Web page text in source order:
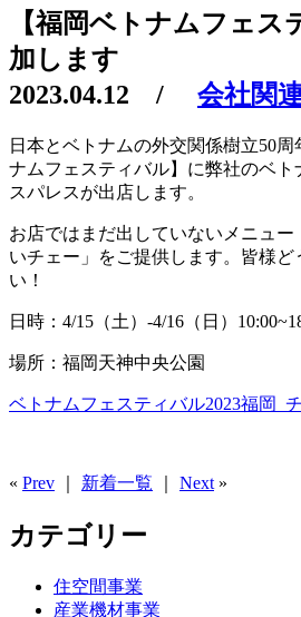
【福岡ベトナムフェス
加します
2023.04.12 / 会社関
日本とベトナムの外交関係樹立50
ナムフェスティバル】に弊社のベト
スパレスが出店します。
お店ではまだ出していないメニュ
いチェー」をご提供します。皆様ど
い！
日時：4/15（土）-4/16（日）
場所：福岡天神中央公園
ベトナムフェスティバル2023福岡_
« Prev 新着一覧 Next »
カテゴリー
住空間事業
産業機材事業